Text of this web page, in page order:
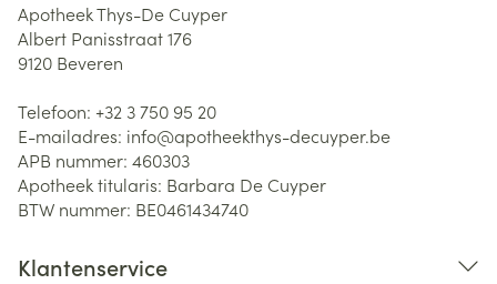
Apotheek Thys-De Cuyper
Albert Panisstraat 176
9120 Beveren
Telefoon: +32 3 750 95 20
E-mailadres: info@apotheekthys-decuyper.be
APB nummer: 460303
Apotheek titularis: Barbara De Cuyper
BTW nummer: BE0461434740
Klantenservice